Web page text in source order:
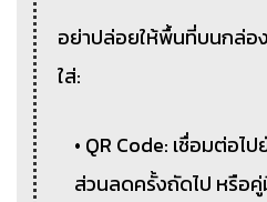
อย่าปล่อยให้พื้นที่บนกล่อง
ใส่:
• QR Code: เชื่อมต่อไ
ส่วนลดครั้งถัดไป หรือคู่